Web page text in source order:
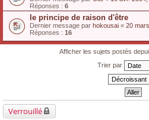
Réponses : 6
le principe de raison d'être
Dernier message par hokousai « 20
Réponses : 16
Afficher les sujets postés
Trier par
Verrouillé